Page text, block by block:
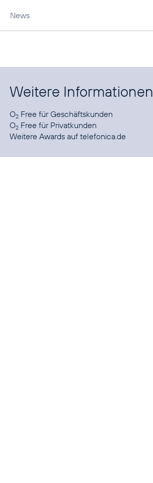
News
Weitere Informationen
O2 Free fürGeschäftskunden
O2 Free für Privatkunden
WeitereAwards auf telefonica.de